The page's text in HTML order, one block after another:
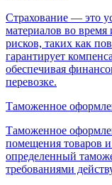
Страхование — это
материалов во
рисков, таких как
гарантирует
обеспечивая
перевозке.
Таможенное
Таможенное
помещения товаров
определенный
требованиями